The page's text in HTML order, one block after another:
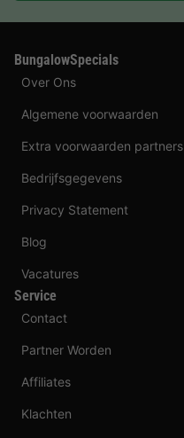
BungalowSpecials
Over Ons
Algemene voorwaarden
Extra voorwaarden partners
Bedrijfsgegevens
Privacy Statement
Blog
Vacatures
Service
Contact
Partner Worden
Affiliates
Klachten